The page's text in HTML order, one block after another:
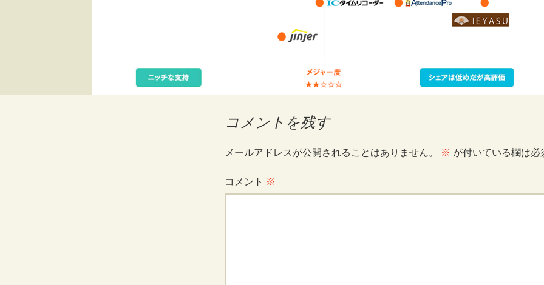
コメントを残す
メールアドレスが公開されることはありません。 ※ が付いている欄は必
コメント ※